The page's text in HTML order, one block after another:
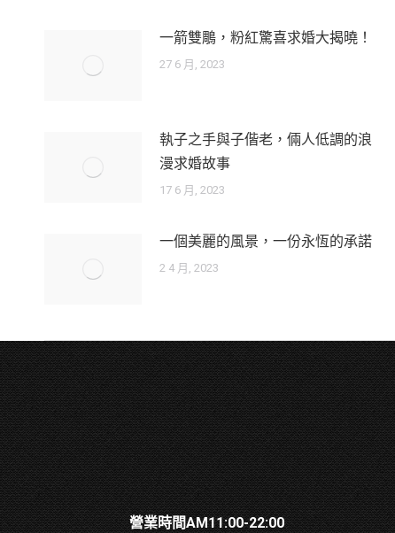
一箭雙鵰，粉紅驚喜求婚大揭曉！
27 6 月, 2023
執子之手與子偕老，倆人低調的浪
漫求婚故事
17 6 月, 2023
一個美麗的風景，一份永恆的承諾
2 4 月, 2023
營業時間AM11:00-22:00